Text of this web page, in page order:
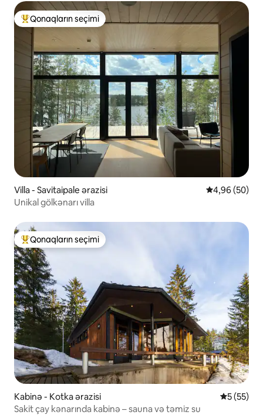
Populyar "Qonaqların seçimi"
Qonaqların seçimi
Villa - Savitaipale ərazisi Ortalama
4,96 (50)
Unikal gölkənarı villa
Populyar "Qonaqların seçimi"
Qonaqların seçimi
Kabinə - Kotka ərazisi Ortalama
5 (55)
Sakit çay kənarında kabinə – sauna və təmiz su